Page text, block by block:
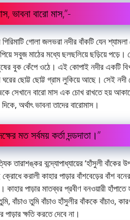
ভাবনা বারাে মাস,”-
গিরিমাটি গােলা জলভরা নদীর বাঁকটি যেন
সবুজ মাঠের মধ্যে ছলছলিয়ে ছড়িয়ে পড়ে।
বুক কেঁপে ওঠে। এই কোপাই নদীর একটি
ঘরের ছােট্ট ছােট্ট গ্রাম লুকিয়ে আছে। সেই
সেখানে বারাে মাস এক চোখ রাখতে হয়
অর্থাৎ ভাবনা তাদের বারােমাস।
মত সর্বময় কর্তা দন্ডদাতা।”
তারাশঙ্কর বন্দ্যোপাধ্যায়ের ‘হাঁসুলী
করালী কাহার পাড়ার বাঁশবেড়ের বাঁশ
কাহার পাড়ার মাতব্বর প্রবীণ বনওয়ারী
বাঁচাও তুমি বাঁচাও হাঁসুলীর বাঁককে বাঁচাও,
ক্ষতি করতে দেবে না।